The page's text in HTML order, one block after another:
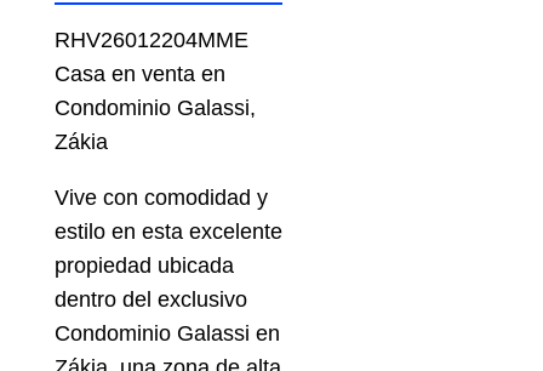
RHV26012204MME
Casa en venta en
Condominio Galassi,
Zákia
Vive con comodidad y
estilo en esta excelente
propiedad ubicada
dentro del exclusivo
Condominio Galassi en